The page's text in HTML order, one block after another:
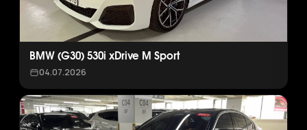
BMW (G30) 530i xDrive M Sport
04.07.2026